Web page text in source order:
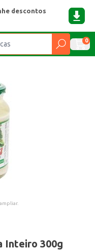
descontos
0
Inteiro 300g